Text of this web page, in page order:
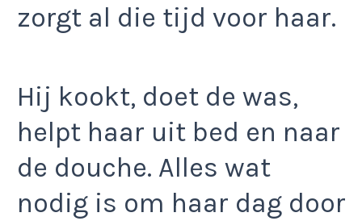
zorgt al die tijd voor haar.
Hij kookt, doet de was,
helpt haar uit bed en naar
de douche. Alles wat
nodig is om haar dag door